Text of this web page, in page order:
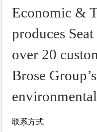
Economic &
produces
over 20
Brose
联系方式